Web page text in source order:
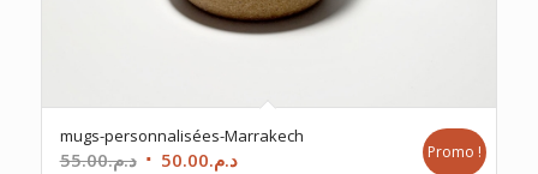
mugs-personnalisées-Marrakech
د.م.55.00
Le
د.م.50.00
Le
Promo !